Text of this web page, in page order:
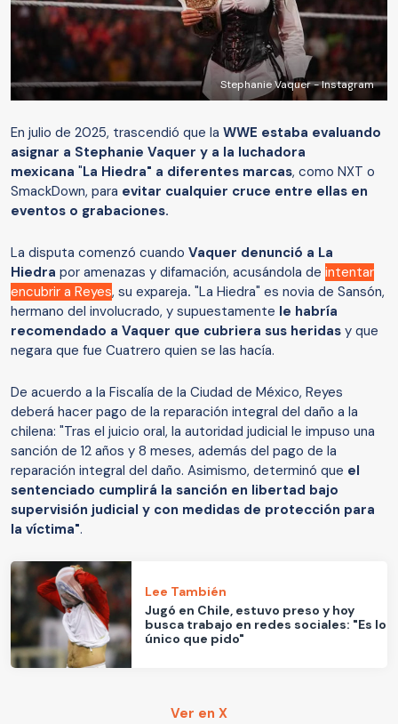
Stephanie Vaquer - Instagram
En julio de 2025, trascendió que la WWE estaba evaluando
asignar a Stephanie Vaquer y a la luchadora
mexicana "La Hiedra" a diferentes marcas, como NXT o
SmackDown, para evitar cualquier cruce entre ellas en
eventos o grabaciones.
La disputa comenzó cuando Vaquer denunció a La
Hiedra por amenazas y difamación, acusándola de intentar
encubrir a Reyes, su expareja. "La Hiedra" es novia de Sansón,
hermano del involucrado, y supuestamente le habría
recomendado a Vaquer que cubriera sus heridas y que
negara que fue Cuatrero quien se las hacía.
De acuerdo a la Fiscalía de la Ciudad de México, Reyes
deberá hacer pago de la reparación integral del daño a la
chilena: "Tras el juicio oral, la autoridad judicial le impuso una
sanción de 12 años y 8 meses, además del pago de la
reparación integral del daño. Asimismo, determinó que el
sentenciado cumplirá la sanción en libertad bajo
supervisión judicial y con medidas de protección para
la víctima".
Lee También
Jugó en Chile, estuvo preso y hoy
busca trabajo en redes sociales: "Es lo
único que pido"
Ver en X